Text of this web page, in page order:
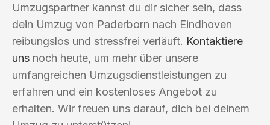
Umzugspartner kannst du dir sicher sein, dass
dein Umzug von Paderborn nach Eindhoven
reibungslos und stressfrei verläuft. Kontaktiere
uns noch heute, um mehr über unsere
umfangreichen Umzugsdienstleistungen zu
erfahren und ein kostenloses Angebot zu
erhalten. Wir freuen uns darauf, dich bei deinem